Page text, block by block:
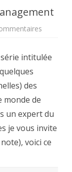
?
:
intitulée
des
monde de
un expert du
je vous invite
voici ce